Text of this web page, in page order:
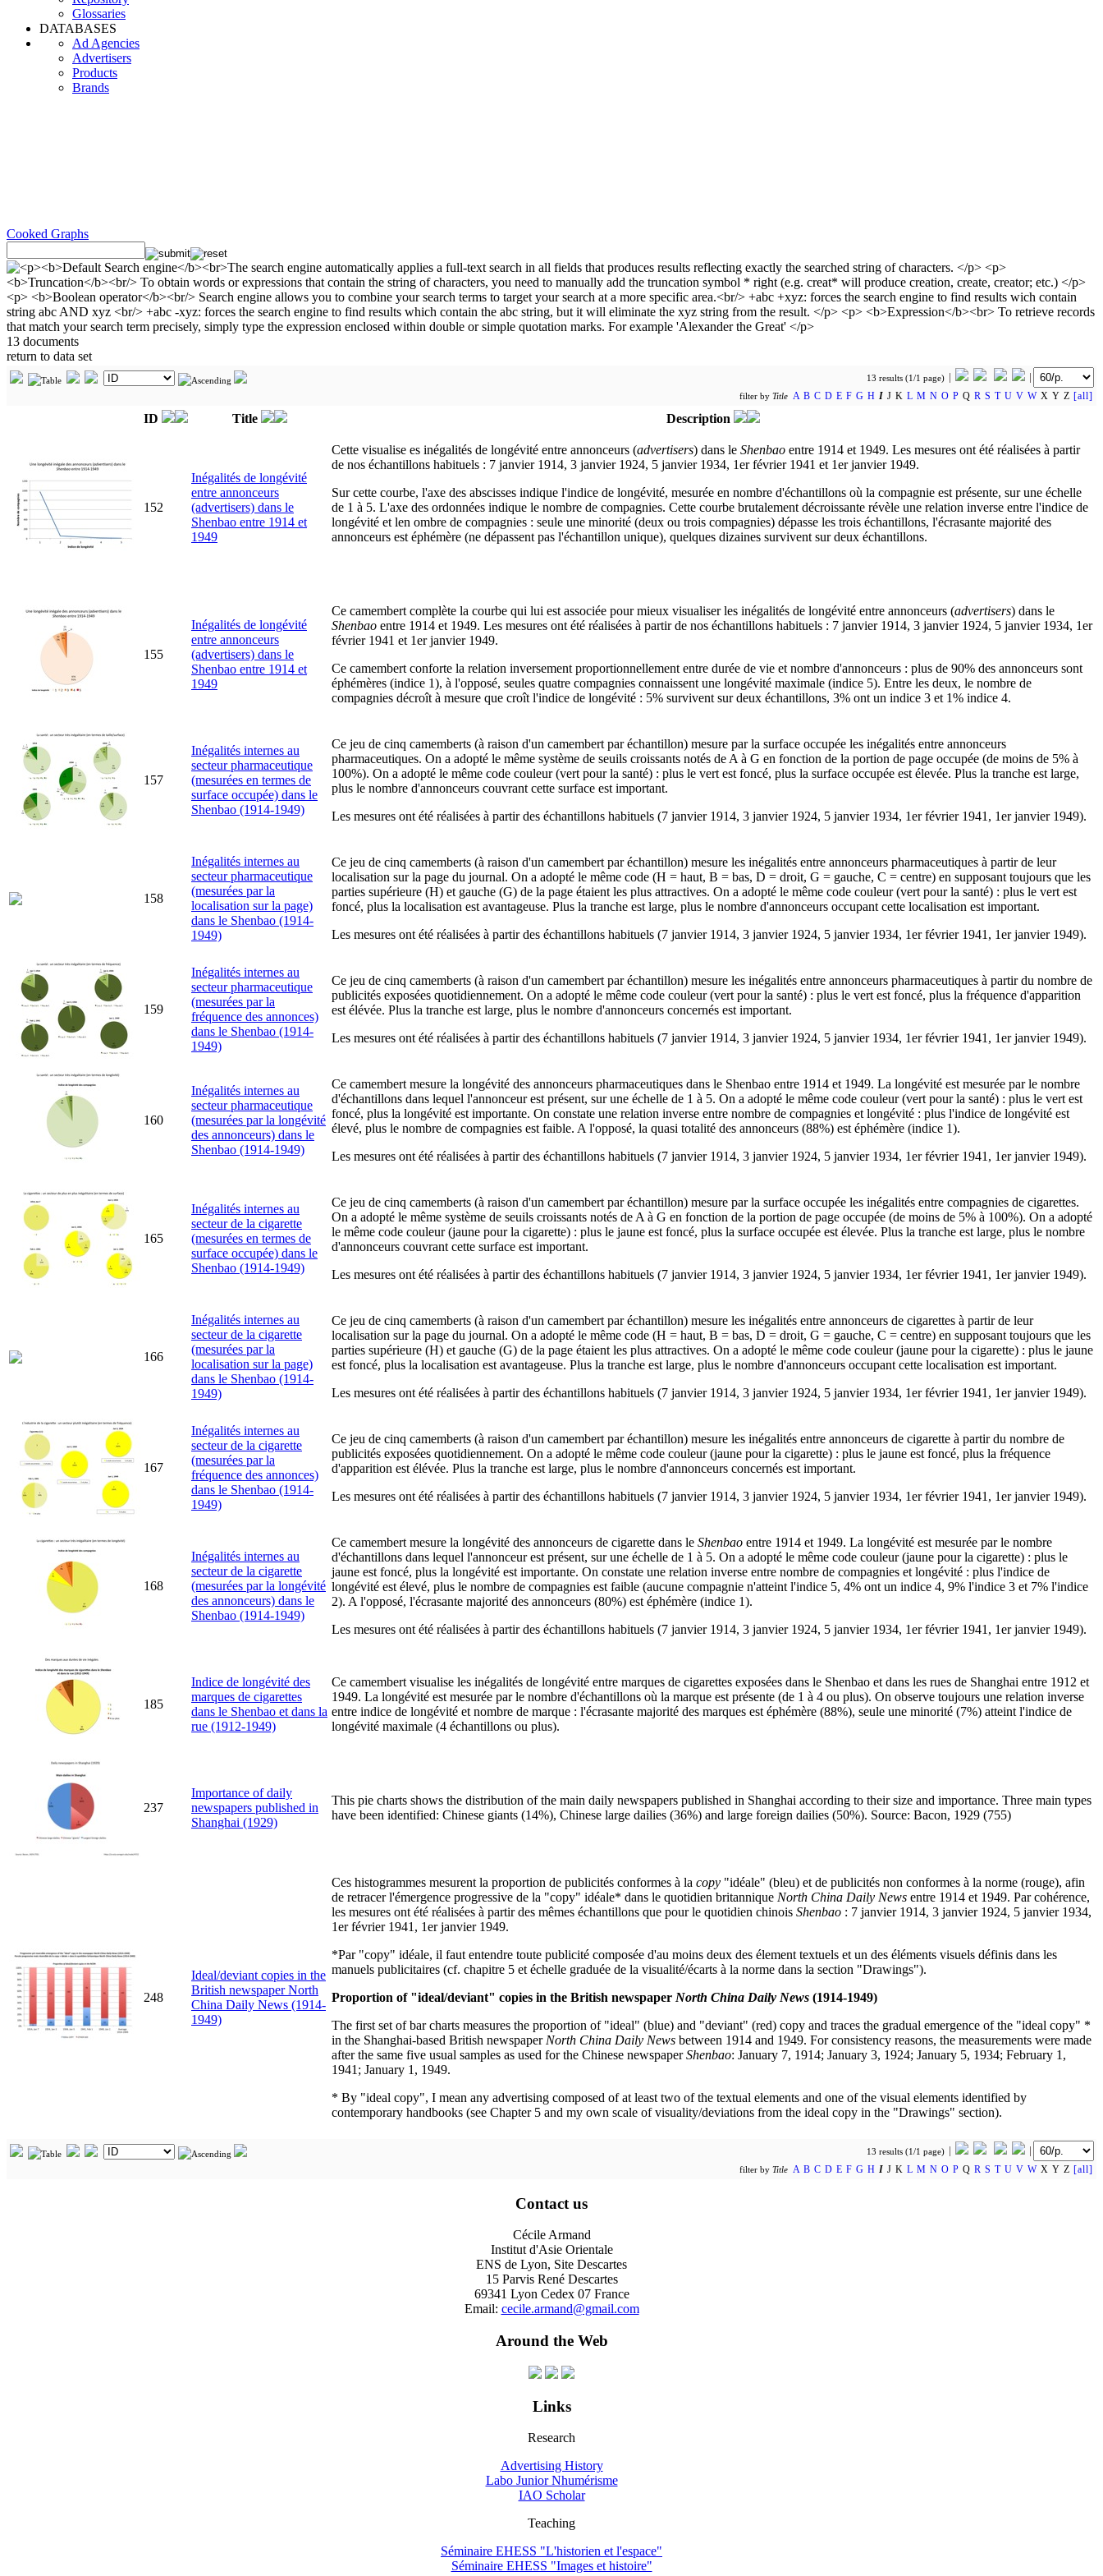
Glossaries
DATABASES
Ad Agencies
Advertisers
Products
Brands
Cooked Graphs
13 documents
return to data set
13 results (1/1 page)
filter by Title A B C D E F G H I J K L M N O P Q R S T U V W X Y Z [all]
ID Title Description
152
Inégalités de longévité
entre annonceurs
(advertisers) dans le
Shenbao entre 1914 et
1949
Cette visualise es inégalités de longévité entre annonceurs (advertisers) dans le Shenbao entre 1914 et 1949. Les mesures ont été réalisées à partir
de nos échantillons habituels : 7 janvier 1914, 3 janvier 1924, 5 janvier 1934, 1er février 1941 et 1er janvier 1949.
Sur cette courbe, l'axe des abscisses indique l'indice de longévité, mesurée en nombre d'échantillons où la compagnie est présente, sur une échelle
de 1 à 5. L'axe des ordonnées indique le nombre de compagnies. Cette courbe brutalement décroissante révèle une relation inverse entre l'indice de
longévité et len ombre de compagnies : seule une minorité (deux ou trois compagnies) dépasse les trois échantillons, l'écrasante majorité des
annonceurs est éphémère (ne dépassent pas l'échantillon unique), quelques dizaines survivent sur deux échantillons.
155
Inégalités de longévité
entre annonceurs
(advertisers) dans le
Shenbao entre 1914 et
1949
Ce camembert complète la courbe qui lui est associée pour mieux visualiser les inégalités de longévité entre annonceurs (advertisers) dans le
Shenbao entre 1914 et 1949. Les mesures ont été réalisées à partir de nos échantillons habituels : 7 janvier 1914, 3 janvier 1924, 5 janvier 1934, 1er
février 1941 et 1er janvier 1949.
Ce camembert conforte la relation inversement proportionnellement entre durée de vie et nombre d'annonceurs : plus de 90% des annonceurs sont
éphémères (indice 1), à l'opposé, seules quatre compagnies connaissent une longévité maximale (indice 5). Entre les deux, le nombre de
compagnies décroît à mesure que croît l'indice de longévité : 5% survivent sur deux échantillons, 3% ont un indice 3 et 1% indice 4.
157
Inégalités internes au
secteur pharmaceutique
(mesurées en termes de
surface occupée) dans le
Shenbao (1914-1949)
Ce jeu de cinq camemberts (à raison d'un camembert par échantillon) mesure par la surface occupée les inégalités entre annonceurs
pharmaceutiques. On a adopté le même système de seuils croissants notés de A à G en fonction de la portion de page occupée (de moins de 5% à
100%). On a adopté le même code couleur (vert pour la santé) : plus le vert est foncé, plus la surface occupée est élevée. Plus la tranche est large,
plus le nombre d'annonceurs couvrant cette surface est important.
Les mesures ont été réalisées à partir des échantillons habituels (7 janvier 1914, 3 janvier 1924, 5 janvier 1934, 1er février 1941, 1er janvier 1949).
158
Inégalités internes au
secteur pharmaceutique
(mesurées par la
localisation sur la page)
dans le Shenbao (1914-
1949)
Ce jeu de cinq camemberts (à raison d'un camembert par échantillon) mesure les inégalités entre annonceurs pharmaceutiques à partir de leur
localisation sur la page du journal. On a adopté le même code (H = haut, B = bas, D = droit, G = gauche, C = centre) en supposant toujours que les
parties supérieure (H) et gauche (G) de la page étaient les plus attractives. On a adopté le même code couleur (vert pour la santé) : plus le vert est
foncé, plus la localisation est avantageuse. Plus la tranche est large, plus le nombre d'annonceurs occupant cette localisation est important.
Les mesures ont été réalisées à partir des échantillons habituels (7 janvier 1914, 3 janvier 1924, 5 janvier 1934, 1er février 1941, 1er janvier 1949).
159
Inégalités internes au
secteur pharmaceutique
(mesurées par la
fréquence des annonces)
dans le Shenbao (1914-
1949)
Ce jeu de cinq camemberts (à raison d'un camembert par échantillon) mesure les inégalités entre annonceurs pharmaceutiques à partir du nombre de
publicités exposées quotidiennement. On a adopté le même code couleur (vert pour la santé) : plus le vert est foncé, plus la fréquence d'apparition
est élévée. Plus la tranche est large, plus le nombre d'annonceurs concernés est important.
Les mesures ont été réalisées à partir des échantillons habituels (7 janvier 1914, 3 janvier 1924, 5 janvier 1934, 1er février 1941, 1er janvier 1949).
160
Inégalités internes au
secteur pharmaceutique
(mesurées par la longévité
des annonceurs) dans le
Shenbao (1914-1949)
Ce camembert mesure la longévité des annonceurs pharmaceutiques dans le Shenbao entre 1914 et 1949. La longévité est mesurée par le nombre
d'échantillons dans lequel l'annonceur est présent, sur une échelle de 1 à 5. On a adopté le même code couleur (vert pour la santé) : plus le vert est
foncé, plus la longévité est importante. On constate une relation inverse entre nombre de compagnies et longévité : plus l'indice de longévité est
élevé, plus le nombre de compagnies est faible. A l'opposé, la quasi totalité des annonceurs (88%) est éphémère (indice 1).
Les mesures ont été réalisées à partir des échantillons habituels (7 janvier 1914, 3 janvier 1924, 5 janvier 1934, 1er février 1941, 1er janvier 1949).
165
Inégalités internes au
secteur de la cigarette
(mesurées en termes de
surface occupée) dans le
Shenbao (1914-1949)
Ce jeu de cinq camemberts (à raison d'un camembert par échantillon) mesure par la surface occupée les inégalités entre compagnies de cigarettes.
On a adopté le même système de seuils croissants notés de A à G en fonction de la portion de page occupée (de moins de 5% à 100%). On a adopté
le même code couleur (jaune pour la cigarette) : plus le jaune est foncé, plus la surface occupée est élevée. Plus la tranche est large, plus le nombre
d'annonceurs couvrant cette surface est important.
Les mesures ont été réalisées à partir des échantillons habituels (7 janvier 1914, 3 janvier 1924, 5 janvier 1934, 1er février 1941, 1er janvier 1949).
166
Inégalités internes au
secteur de la cigarette
(mesurées par la
localisation sur la page)
dans le Shenbao (1914-
1949)
Ce jeu de cinq camemberts (à raison d'un camembert par échantillon) mesure les inégalités entre annonceurs de cigarettes à partir de leur
localisation sur la page du journal. On a adopté le même code (H = haut, B = bas, D = droit, G = gauche, C = centre) en supposant toujours que les
parties supérieure (H) et gauche (G) de la page étaient les plus attractives. On a adopté le même code couleur (jaune pour la cigarette) : plus le jaune
est foncé, plus la localisation est avantageuse. Plus la tranche est large, plus le nombre d'annonceurs occupant cette localisation est important.
Les mesures ont été réalisées à partir des échantillons habituels (7 janvier 1914, 3 janvier 1924, 5 janvier 1934, 1er février 1941, 1er janvier 1949).
167
Inégalités internes au
secteur de la cigarette
(mesurées par la
fréquence des annonces)
dans le Shenbao (1914-
1949)
Ce jeu de cinq camemberts (à raison d'un camembert par échantillon) mesure les inégalités entre annonceurs de cigarette à partir du nombre de
publicités exposées quotidiennement. On a adopté le même code couleur (jaune pour la cigarette) : plus le jaune est foncé, plus la fréquence
d'apparition est élévée. Plus la tranche est large, plus le nombre d'annonceurs concernés est important.
Les mesures ont été réalisées à partir des échantillons habituels (7 janvier 1914, 3 janvier 1924, 5 janvier 1934, 1er février 1941, 1er janvier 1949).
168
Inégalités internes au
secteur de la cigarette
(mesurées par la longévité
des annonceurs) dans le
Shenbao (1914-1949)
Ce camembert mesure la longévité des annonceurs de cigarette dans le Shenbao entre 1914 et 1949. La longévité est mesurée par le nombre
d'échantillons dans lequel l'annonceur est présent, sur une échelle de 1 à 5. On a adopté le même code couleur (jaune pour la cigarette) : plus le
jaune est foncé, plus la longévité est importante. On constate une relation inverse entre nombre de compagnies et longévité : plus l'indice de
longévité est élevé, plus le nombre de compagnies est faible (aucune compagnie n'atteint l'indice 5, 4% ont un indice 4, 9% l'indice 3 et 7% l'indice
2). A l'opposé, l'écrasante majorité des annonceurs (80%) est éphémère (indice 1).
Les mesures ont été réalisées à partir des échantillons habituels (7 janvier 1914, 3 janvier 1924, 5 janvier 1934, 1er février 1941, 1er janvier 1949).
185
Indice de longévité des
marques de cigarettes
dans le Shenbao et dans la
rue (1912-1949)
Ce camembert visualise les inégalités de longévité entre marques de cigarettes exposées dans le Shenbao et dans les rues de Shanghai entre 1912 et
1949. La longévité est mesurée par le nombre d'échantillons où la marque est présente (de 1 à 4 ou plus). On observe toujours une relation inverse
entre indice de longévité et nombre de marque : l'écrasante majorité des marques est éphémère (88%), seule une minorité (7%) atteint l'indice de
longévité maximale (4 échantillons ou plus).
237
Importance of daily
newspapers published in
Shanghai (1929)
This pie charts shows the distribution of the main daily newspapers published in Shanghai according to their size and importance. Three main types
have been identified: Chinese giants (14%), Chinese large dailies (36%) and large foreign dailies (50%). Source: Bacon, 1929 (755)
248
Ideal/deviant copies in the
British newspaper North
China Daily News (1914-
1949)
Ces histogrammes mesurent la proportion de publicités conformes à la copy "idéale" (bleu) et de publicités non conformes à la norme (rouge), afin
de retracer l'émergence progressive de la "copy" idéale* dans le quotidien britannique North China Daily News entre 1914 et 1949. Par cohérence,
les mesures ont été réalisées à partir des mêmes échantillons que pour le quotidien chinois Shenbao : 7 janvier 1914, 3 janvier 1924, 5 janvier 1934,
1er février 1941, 1er janvier 1949.
*Par "copy" idéale, il faut entendre toute publicité composée d'au moins deux des élement textuels et un des éléments visuels définis dans les
manuels publicitaires (cf. chapitre 5 et échelle graduée de la visualité/écarts à la norme dans la section "Drawings").
Proportion of "ideal/deviant" copies in the British newspaper North China Daily News (1914-1949)
The first set of bar charts measures the proportion of "ideal" (blue) and "deviant" (red) copy and traces the gradual emergence of the "ideal copy" *
in the Shanghai-based British newspaper North China Daily News between 1914 and 1949. For consistency reasons, the measurements were made
after the same five usual samples as used for the Chinese newspaperShenbao: January 7, 1914; January 3, 1924; January 5, 1934; February 1,
1941; January 1, 1949.
* By "ideal copy", I mean any advertising composed of at least two of the textual elements and one of the visual elements identified by
contemporary handbooks (see Chapter 5 and my own scale of visuality/deviations from the ideal copy in the "Drawings" section).
13 results (1/1 page)
filter by Title A B C D E F G H I J K L M N O P Q R S T U V W X Y Z [all]
Contact us
Cécile Armand
Institut d'Asie Orientale
ENS de Lyon, Site Descartes
15 Parvis René Descartes
69341 Lyon Cedex 07 France
Email: cecile.armand@gmail.com
Around the Web
Links
Research
Advertising History
Labo Junior Nhumérisme
IAO Scholar
Teaching
Séminaire EHESS "L'historien et l'espace"
Séminaire EHESS "Images et histoire"